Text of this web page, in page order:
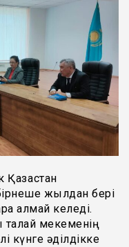
Қазақстан
жылдан бері
алмай келеді.
мекеменің
күнге әділдікке